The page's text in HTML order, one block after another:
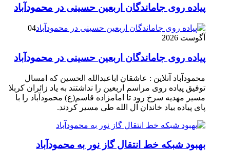
پیاده روی جاماندگان اربعین حسینی در محمودآباد
04
آگوست 2026
پیاده روی جاماندگان اربعین حسینی در محمودآباد
محمودآباد آنلاین : عاشقان اباعبدالله الحسین که امسال
توفیق پیاده روی مراسم اربعین را نداشتند به یاد زائران کربلا
مسیر مهدیه سرخ رود تا امامزاده قاسم(ع) محمودآباد را با
پای پیاده بیاد خاندان آل الله طی مسیر کردند.
بهبود شبکه خط انتقال گاز نور به محمودآباد